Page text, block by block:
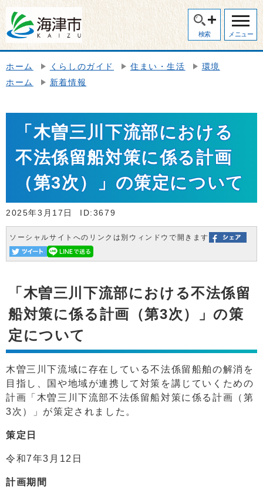
検索 メニュー
ホーム くらしのガイド 住まい・生活
環境
ホーム
新着情報
「木曽三川下流部における
不法係留船対策に係る計画
（第3次）」の策定について
2025年3月17日 ID:3679
ソーシャルサイトへのリンクは別ウィンドウで開きます
「木曽三川下流部における不法係留
船対策に係る計画（第3次）」の策
定について
木曽三川下流域に存在している不法係留船舶の解消を
目指し、国や地域が連携して対策を講じていくための
計画「木曽三川下流部不法係留船対策に係る計画（第
3次）」が策定されました。
策定日
令和7年3月12日
計画期間